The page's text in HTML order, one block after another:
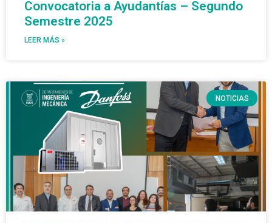
Convocatoria a Ayudantías – Segundo
Semestre 2025
LEER MÁS »
NOTICIAS